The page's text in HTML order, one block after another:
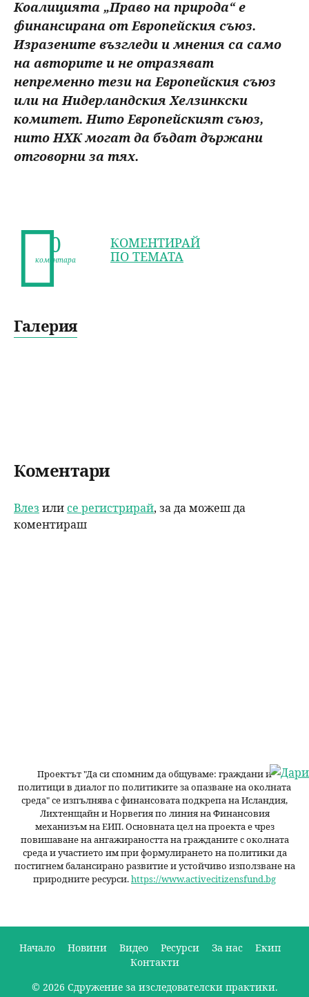
Коалицията „Право на природа“ е
финансирана от Европейския съюз.
Изразените възгледи и мнения са само
на авторите и не отразяват
непременно тези на Европейския съюз
или на Нидерландския Хелзинкски
комитет. Нито Европейският съюз,
нито НХК могат да бъдат държани
отговорни за тях.
0
коментара
КОМЕНТИРАЙ
ПО ТЕМАТА
Галерия
Коментари
Влез илисе регистрирай, за да можеш да
коментираш
Проектът "Да си спомним даобщуваме: граждани и
политици в диалог по политиките за опазване на околната
среда" се изпълнява с финансовата подкрепа на Исландия,
Лихтенщайн и Норвегия по линия на Финансовия
механизъм на ЕИП. Основната цел на проекта е чрез
повишаване на ангажираността на гражданите с околната
среда и участието им при формулирането на политики да
постигнем балансирано развитие и устойчиво използване на
природните ресурси.https://www.activecitizensfund.bg
Начало Новини Видео Ресурси За нас
Екип
Контакти
© 2026 Сдружение за изследователски практики.